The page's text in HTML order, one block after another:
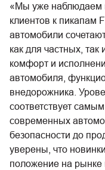
«Мы уже наблюдаем
клиентов к пикапам
автомобили
как для частных,
комфорт и
автомобиля,
внедорожника.
соответствует
современных
безопасности до
уверены, что
положение на рынке